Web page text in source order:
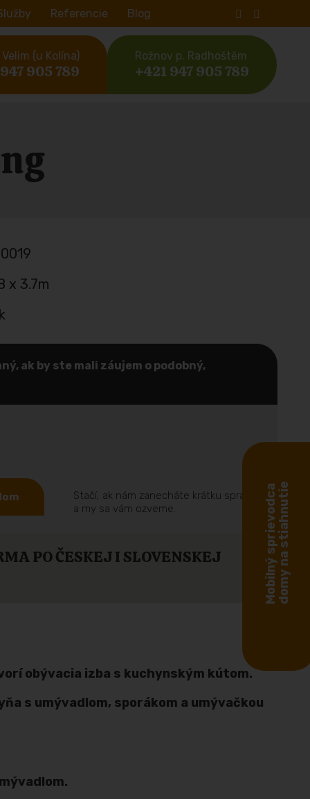
Referencie Blog
Velim (u Kolína)
905 789
Rožnov p. Radhoštěm
+421 947 905 789
x 3.7m
ak by ste mali záujem o podobný,
Stačí, ak nám zanecháte krátku správu
a my sa vám ozveme.
PO ČESKEJ I SLOVENSKEJ
obývacia izba s kuchynským kútom.
s umývadlom, sporákom a umývačkou
Mobilný sprievodcadomy na stiahnutie